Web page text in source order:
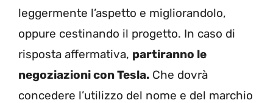
leggermente l’aspetto e migliorandolo,
oppure cestinando il progetto. In caso di
risposta affermativa, partiranno le
negoziazioni con Tesla. Che dovrà
concedere l’utilizzo del nome e del marchio